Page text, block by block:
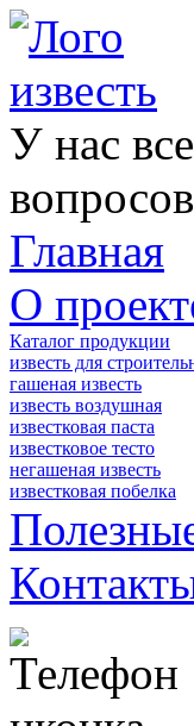
У нас
Главная
О
Каталог продукции
известь для
гашеная известь
известь воздушная
известковая паста
известковое тесто
негашеная известь
известковая побелка